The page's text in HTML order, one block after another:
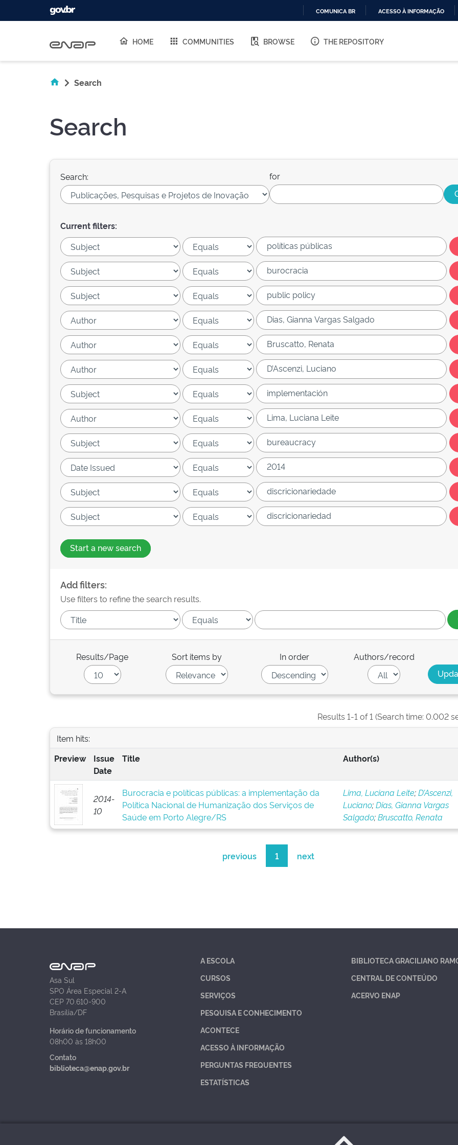
O
COMUNICA BR ACESSO À INFORMAÇÃO
HOME COMMUNITIES BROWSE THE REPOSITORY
Search
Search
Search: for
Current filters:
Start a new search
Add filters:
Use filters to refine the search results.
Results/Page Sort items by In order Authors/record
Results 1-1 of 1 (Search time: 0.002
Item hits:
Preview
Issue
Date
Title Author(s)
2014-
10
Burocracia e políticas públicas: a implementação da
Política Nacional de Humanização dos Serviços de
Saúde em Porto Alegre/RS
Lima, Luciana Leite;D’Ascenzi,
Luciano;Dias, Gianna Vargas
Salgado;Bruscatto, Renata
previous 1 next
Asa Sul
SPO Área Especial 2-A
CEP 70.610-900
Brasília/DF
Horário de funcionamento
08h00 às 18h00
Contato
biblioteca@enap.gov.br
A ESCOLA
CURSOS
SERVIÇOS
PESQUISA E CONHECIMENTO
ACONTECE
ACESSO À INFORMAÇÃO
PERGUNTAS FREQUENTES
ESTATÍSTICAS
BIBLIOTECA GRACILIANO
CENTRAL DE CONTEÚDO
ACERVO ENAP